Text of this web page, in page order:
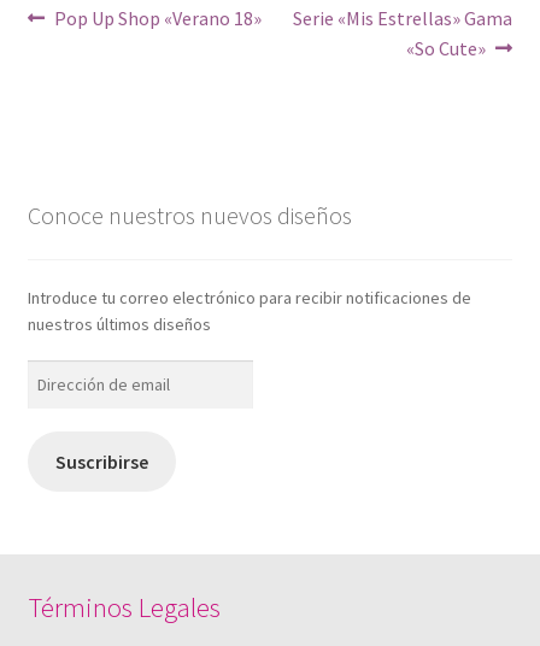
Navegación
Anterior:
Pop Up Shop «Verano 18» Siguiente:
Serie «Mis Estrellas» Gama
«So Cute»
Conoce nuestros nuevos diseños
Introduce tu correo electrónico para recibir notificaciones de
nuestros últimos diseños
Dirección
Suscribirse
Términos Legales